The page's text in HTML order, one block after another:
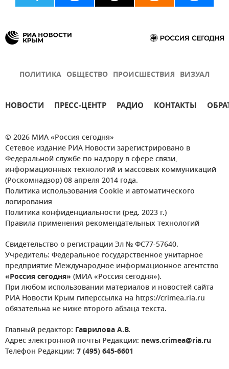
ПОЛИТИКА ОБЩЕСТВО ПРОИСШЕСТВИЯ ВИЗУАЛ
НОВОСТИ ПРЕСС-ЦЕНТР РАДИО КОНТАКТЫ
© 2026 МИА «Россия сегодня»
Сетевое издание РИА Новости зарегистрировано в
Федеральной службе по надзору в сфере связи,
информационных технологий и массовых коммуникаций
(Роскомнадзор) 08 апреля 2014 года.
Политика использования Cookie и автоматического
логирования
Политика конфиденциальности (ред. 2023 г.)
Правила применения рекомендательных технологий
Свидетельство о регистрации Эл № ФС77-57640.
Учредитель: Федеральное государственное унитарное
предприятие Международное информационное агентство
«Россия сегодня» (МИА «Россия сегодня»).
При любом использовании материалов и новостей сайта
РИА Новости Крым гиперссылка на https://crimea.ria.ru
обязательна не ниже второго абзаца текста.
Главный редактор: Гаврилова А.В.
Адрес электронной почты Редакции: news.crimea@ria.ru
Телефон Редакции: 7 (495) 645-6601